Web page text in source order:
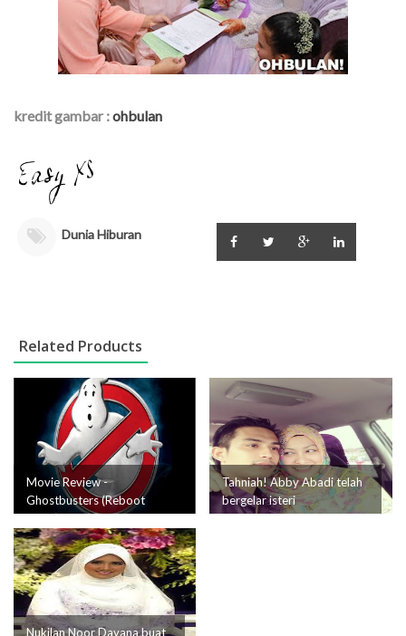
kredit gambar :ohbulan
Dunia Hiburan
Related Products
Movie Review -
Ghostbusters (Reboot
2016)
Tahniah! Abby Abadi telah
bergelar isteri
Nukilan Noor Dayana buat